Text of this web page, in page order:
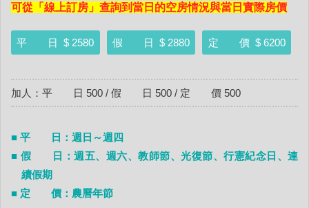
可從「線上訂房」查詢到當日的空房情況與當日實際房價
平 日 $ 2580 假 日 $ 2880 定 價 $ 6200
加人：平 日 500 / 假 日 500 / 定 價 500
■ 平 日：週日～週四
■ 假 日：週五、週六、教師節、光復節、行憲紀念日、連
續假期
■ 定 價：農曆年節